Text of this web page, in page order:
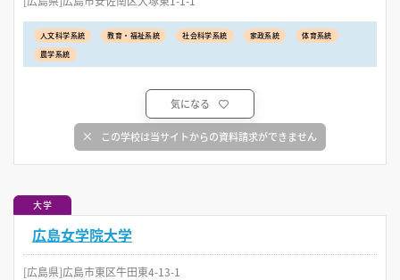
人文科学系統 教育・福祉系統 社会科学系統 家政系統
体育系統
農学系統
気になる
この学校は当サイトからの資料請求ができません
大学
広島女学院大学
[広島県]広島市東区牛田東4-13-1